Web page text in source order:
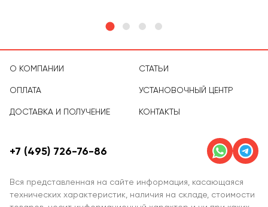
О КОМПАНИИ
ОПЛАТА
ДОСТАВКА И ПОЛУЧЕНИЕ
СТАТЬИ
УСТАНОВОЧНЫЙ ЦЕНТР
КОНТАКТЫ
Вся представленная на сайте информация, касающаяся
технических характеристик, наличия на складе, стоимости
+7 (495) 726-76-86